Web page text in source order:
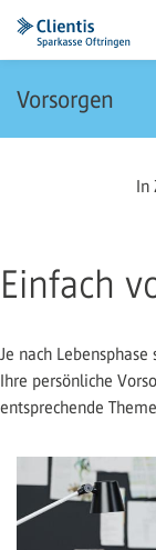
Vorsorgen
In
Einfach
Je nach
Ihre persönliche
entsprechende